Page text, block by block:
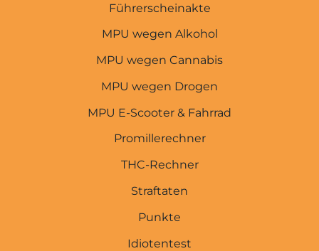
Führerscheinakte
MPU wegen Alkohol
MPU wegen Cannabis
MPU wegen Drogen
MPU E-Scooter & Fahrrad
Promillerechner
THC-Rechner
Straftaten
Punkte
Idiotentest
Startseite